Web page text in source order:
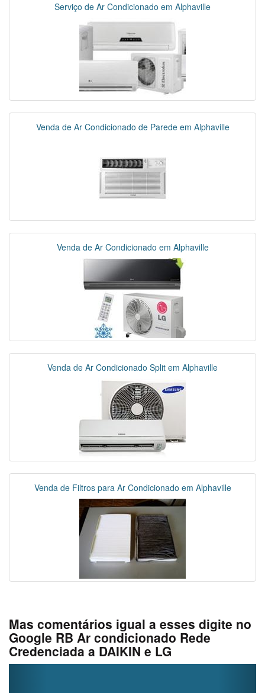
Serviço de Ar Condicionado em Alphaville
Venda de Ar Condicionado de Parede em Alphaville
Venda de Ar Condicionado em Alphaville
Venda de Ar Condicionado Split em Alphaville
Venda de Filtros para Ar Condicionado em Alphaville
Mas comentários igual a esses digite no
Google RB Ar condicionado Rede
Credenciada a DAIKIN e LG